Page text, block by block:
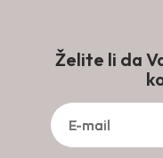
Želite li da